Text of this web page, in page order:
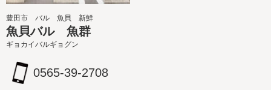
豊田市 バル 魚貝 新鮮
魚貝バル 魚群
ギョカイバルギョグン
0565-39-2708